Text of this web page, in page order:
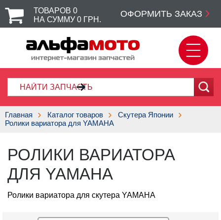
ТОВАРОВ 0
НА СУММУ 0 ГРН.
ОФОРМИТЬ ЗАКАЗ
Главная Каталог товаров
Скутера Японии
Ролики вариатора для YAMAHA
РОЛИКИ ВАРИАТОРА
ДЛЯ YAMAHA
Ролики вариатора для скутера YAMAHA